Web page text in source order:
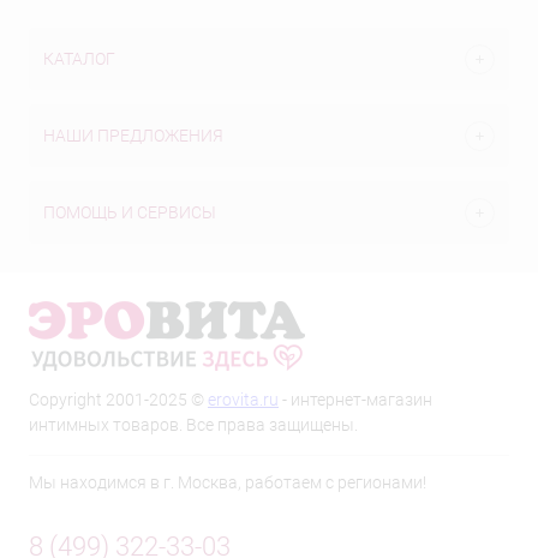
КАТАЛОГ
НАШИ ПРЕДЛОЖЕНИЯ
ПОМОЩЬ И СЕРВИСЫ
Copyright 2001-2025 © erovita.ru - интернет-магазин
интимных товаров. Все права защищены.
Мы находимся в г. Москва, работаем с регионами!
8 (499) 322-33-03